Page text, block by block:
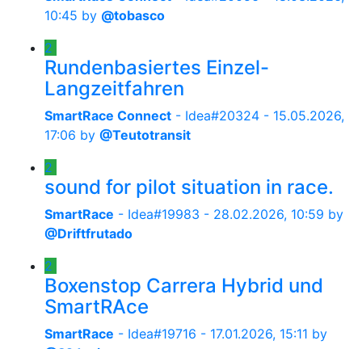
10:45 by @tobasco
2
Rundenbasiertes Einzel-
Langzeitfahren
SmartRace Connect - Idea#20324 - 15.05.2026,
17:06 by @Teutotransit
2
sound for pilot situation in race.
SmartRace - Idea#19983 - 28.02.2026, 10:59 by
@Driftfrutado
2
Boxenstop Carrera Hybrid und
SmartRAce
SmartRace - Idea#19716 - 17.01.2026, 15:11 by